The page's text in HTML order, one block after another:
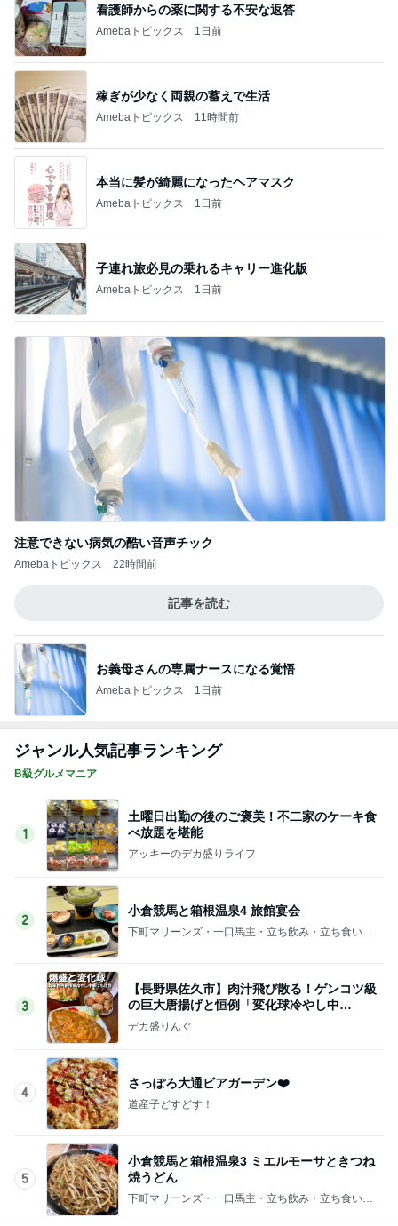
看護師からの薬に関する不安な返答
Amebaトピックス 1日前
稼ぎが少なく両親の蓄えで生活
Amebaトピックス 11時間前
本当に髪が綺麗になったヘアマスク
Amebaトピックス 1日前
子連れ旅必見の乗れるキャリー進化版
Amebaトピックス 1日前
注意できない病気の酷い音声チック
Amebaトピックス 22時間前
記事を読む
お義母さんの専属ナースになる覚悟
Amebaトピックス 1日前
ジャンル人気記事ランキング
B級グルメマニア
1
土曜日出勤の後のご褒美！不二家のケーキ食
べ放題を堪能
アッキーのデカ盛りライフ
2
小倉競馬と箱根温泉4 旅館宴会
下町マリーンズ・一口馬主・立ち飲み・立ち食いそ
3
【長野県佐久市】肉汁飛び散る！ゲンコツ級
の巨大唐揚げと恒例「変化球冷やし中
華」！！〜李紅蘭さん〜
デカ盛りんぐ
4
さっぽろ大通ビアガーデン❤️
道産子どすどす！
5
小倉競馬と箱根温泉3 ミエルモーサときつね
焼うどん
下町マリーンズ・一口馬主・立ち飲み・立ち食いそ